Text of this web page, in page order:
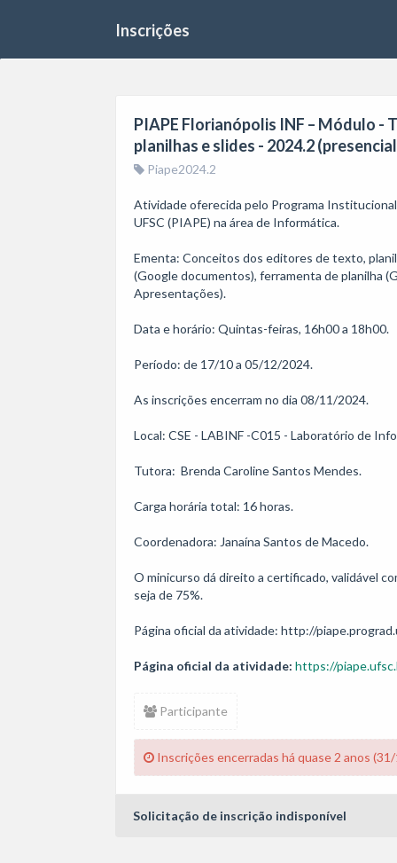
Inscrições
PIAPE Florianópolis INF – Módulo
planilhas e slides - 2024.2
Piape2024.2
Atividade oferecida pelo Programa
UFSC (PIAPE) na área de Informática.
Ementa: Conceitos dos editores de texto,
(Google documentos), ferramenta de planilha
Apresentações).
Data e horário: Quintas-feiras, 16h00 a 18h00.
Período: de 17/10 a 05/12/2024.
As inscrições encerram no dia 08/11/2024.
Local: CSE - LABINF -C015 - Laboratório de
Tutora:  Brenda Caroline Santos Mendes.
Carga horária total: 16 horas.
Coordenadora: Janaína Santos de Macedo.
O minicurso dá direito a certificado, validável
seja de 75%.
Página oficial da atividade: http://
Página oficial da atividade: https://
Participante
Inscrições encerradas há quase 2 anos
Solicitação de inscrição indisponível